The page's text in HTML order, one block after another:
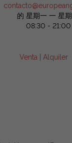
的 星期一 一 星
08:30 - 21:00
Venta Alquiler